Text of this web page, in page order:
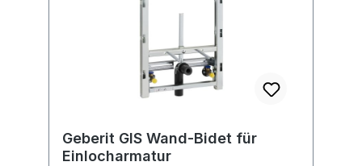
Markierungsstopfen (bis max.15 bar
Wasserdruck) - UP-Siphon - Winkel-
Schlauchtülle D 19 mm und D 23 mm,
verchromt - Ablaufstutzen - Wandrosette,
verchromt - Dichtung D 40 mm -
Befestigungsmaterial Fabrikat: Geberit Typ :
GIS Art.Nr : 461.445.00.1
Geberit GIS Wand-Bidet für
Einlocharmatur